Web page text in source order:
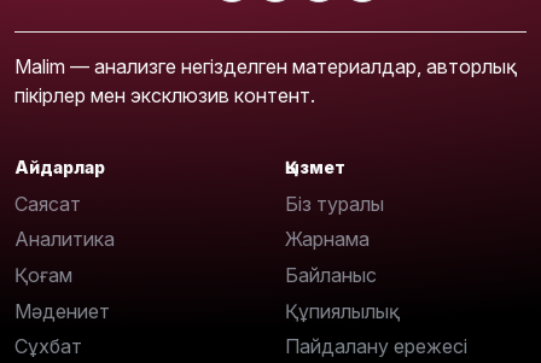
Malim — анализге негізделген материалдар, авторлық
пікірлер мен эксклюзив контент.
Айдарлар
Саясат
Аналитика
Қоғам
Мәдениет
Сұхбат
Қызмет
Біз туралы
Жарнама
Байланыс
Құпиялылық
Пайдалану ережесі